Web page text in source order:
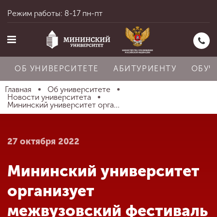
Главная
Абитуриенту
Режим работы: 8-17 пн-пт
ОБ УНИВЕРСИТЕТЕ АБИТУРИЕНТУ
Главная
Об университете
Новости университета
Мининский университет орга...
27 октября 2022
Мининский университет
организует
межвузовский фестиваль